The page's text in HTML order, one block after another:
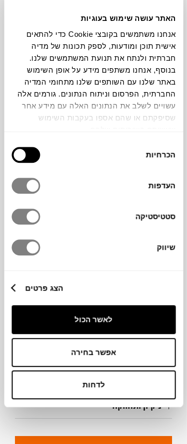
האתר עושה שימוש בעוגיות
אנחנו משתמשים בקובצי Cookie כדי להתאים
אישית תוכן ומודעות, לספק תכונות של מדיה
חברתית ולנתח את תנועת המשתמשים שלנו.
בנוסף, אנחנו משתפים מידע על אופן השימוש
באתר שלנו עם השותפים שלנו מתחומי המדיה
החברתית, הפרסום וניתוח הנתונים. גורמים אלה
עשויים לשלב את הנתונים האלה עם מידע אחר
שסיפקתם או שהם אספו בעקבות השימוש
הסכמה
הכרחיות
העדפות
סטטיסטיקה
שיווק
הצג פרטים
לאשר הכול
אפשר בחירה
לדחות
צבעים
השטיח lace של BRINK & CAMPMAN , ארוג
ידנית מחוטי PET ממוחזרים, בשלושה צבעים
מידות
מידה
מידע על חומרים
ניקיון ותחזוקה